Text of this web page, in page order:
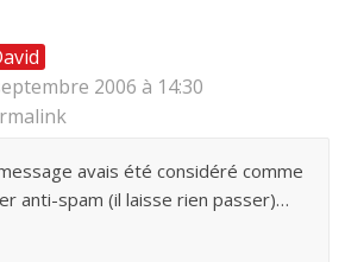
2006 à 14:30
avais été considéré comme
anti-spam (il laisse rien passer)…